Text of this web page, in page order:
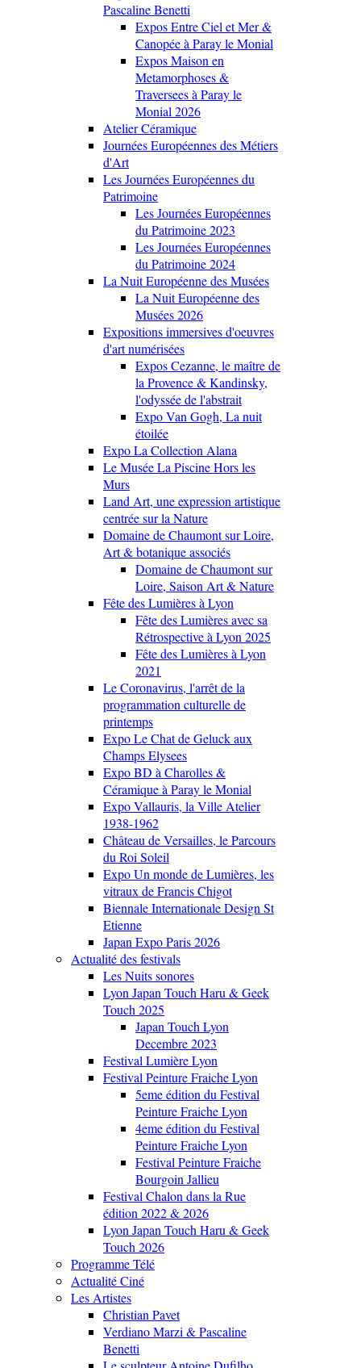
Pascaline Benetti
Expos Entre Ciel et Mer &
Canopée à Paray le Monial
Expos Maison en
Metamorphoses &
Traversees à Paray le
Monial 2026
Atelier Céramique
Journées Européennes des Métiers
d'Art
Les Journées Européennes du
Patrimoine
Les Journées Européennes
du Patrimoine 2023
Les Journées Européennes
du Patrimoine 2024
La Nuit Européenne des Musées
La Nuit Européenne des
Musées 2026
Expositions immersives d'oeuvres
d'art numérisées
Expos Cezanne, le maître de
la Provence & Kandinsky,
l'odyssée de l'abstrait
Expo Van Gogh, La nuit
étoilée
Expo La Collection Alana
Le Musée La Piscine Hors les
Murs
Land Art, une expression artistique
centrée sur la Nature
Domaine de Chaumont sur Loire,
Art & botanique associés
Domaine de Chaumont sur
Loire, Saison Art & Nature
Fête des Lumières à Lyon
Fête des Lumières avec sa
Rétrospective à Lyon 2025
Fête des Lumières à Lyon
2021
Le Coronavirus, l'arrêt de la
programmation culturelle de
printemps
Expo Le Chat de Geluck aux
Champs Elysees
Expo BD à Charolles &
Céramique à Paray le Monial
Expo Vallauris, la Ville Atelier
1938-1962
Château de Versailles, le Parcours
du Roi Soleil
Expo Un monde de Lumières, les
vitraux de Francis Chigot
Biennale Internationale Design St
Etienne
Japan Expo Paris 2026
Actualité des festivals
Les Nuits sonores
Lyon Japan Touch Haru & Geek
Touch 2025
Japan Touch Lyon
Decembre 2023
Festival Lumière Lyon
Festival Peinture Fraiche Lyon
5eme édition du Festival
Peinture Fraiche Lyon
4eme édition du Festival
Peinture Fraiche Lyon
Festival Peinture Fraiche
Bourgoin Jallieu
Festival Chalon dans la Rue
édition 2022 & 2026
Lyon Japan Touch Haru & Geek
Touch 2026
Programme Télé
Actualité Ciné
Les Artistes
Christian Pavet
Verdiano Marzi & Pascaline
Benetti